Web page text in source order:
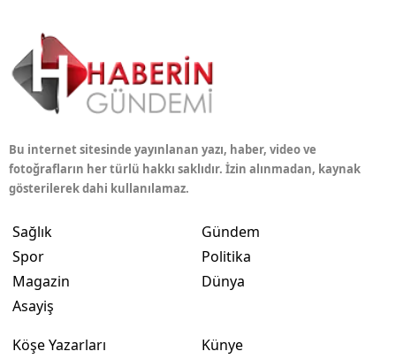
Bu internet sitesinde yayınlanan yazı, haber, video ve
fotoğrafların her türlü hakkı saklıdır. İzin alınmadan, kaynak
gösterilerek dahi kullanılamaz.
Sağlık
Spor
Magazin
Asayiş
Gündem
Politika
Dünya
Köşe Yazarları
Künye